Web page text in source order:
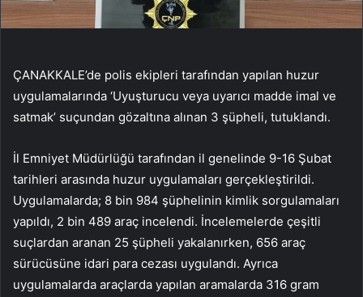
ÇANAKKALE’de polis ekipleri tarafından yapılan huzur
uygulamalarında ‘Uyuşturucu veya uyarıcı madde imal ve
satmak’ suçundan gözaltına alınan 3 şüpheli, tutuklandı.
İl Emniyet Müdürlüğü tarafından il genelinde 9-16 Şubat
tarihleri arasında huzur uygulamaları gerçekleştirildi.
Uygulamalarda; 8 bin 984 şüphelinin kimlik sorgulamaları
yapıldı, 2 bin 489 araç incelendi. İncelemelerde çeşitli
suçlardan aranan 25 şüpheli yakalanırken, 656 araç
sürücüsüne idari para cezası uygulandı. Ayrıca
uygulamalarda araçlarda yapılan aramalarda 316 gram